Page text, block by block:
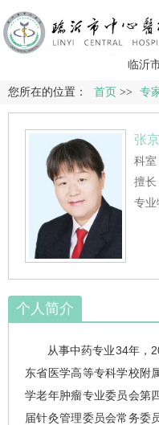
临沂
您所在的位置： 首页 >> 专
张
科室
擅长
个人简介
从事中药专业34年，
东省医学高等专科学校附
学老年肿瘤专业委员会第
届针灸管理委员会常务委